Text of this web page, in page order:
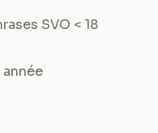
SVO < 18